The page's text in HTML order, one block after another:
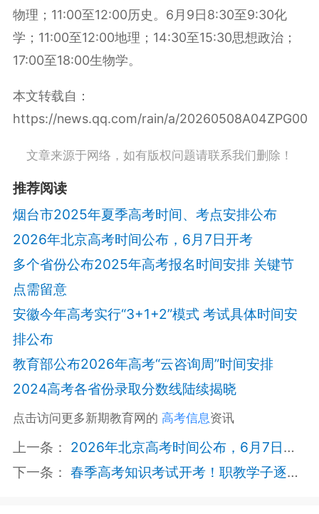
物理；11:00至12:00历史。6月9日8:30至9:30化
学；11:00至12:00地理；14:30至15:30思想政治；
17:00至18:00生物学。
本文转载自：
https://news.qq.com/rain/a/20260508A04ZPG00
文章来源于网络，如有版权问题请联系我们删除！
推荐阅读
烟台市2025年夏季高考时间、考点安排公布
2026年北京高考时间公布，6月7日开考
多个省份公布2025年高考报名时间安排 关键节
点需留意
安徽今年高考实行“3+1+2”模式 考试具体时间安
排公布
教育部公布2026年高考“云咨询周”时间安排
2024高考各省份录取分数线陆续揭晓
点击访问更多新期教育网的 高考信息资讯
上一条： 2026年北京高考时间公布，6月7日开考
下一条： 春季高考知识考试开考！职教学子逐梦正当时